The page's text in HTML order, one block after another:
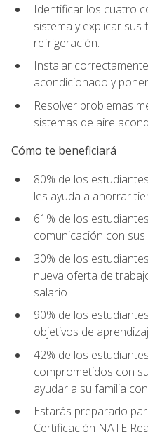
Identificar los cuatro
sistema y explicar sus
refrigeración.
Instalar
acondicionado y
Resolver problemas
sistemas de aire
Cómo te beneficiará
80% de los
les ayuda a ahorrar
61% de los
comunicación con sus
30% de los
nueva oferta de
salario
90% de los
objetivos de
42% de los
comprometidos con
ayudar a su familia
Estarás preparado
Certificación NATE